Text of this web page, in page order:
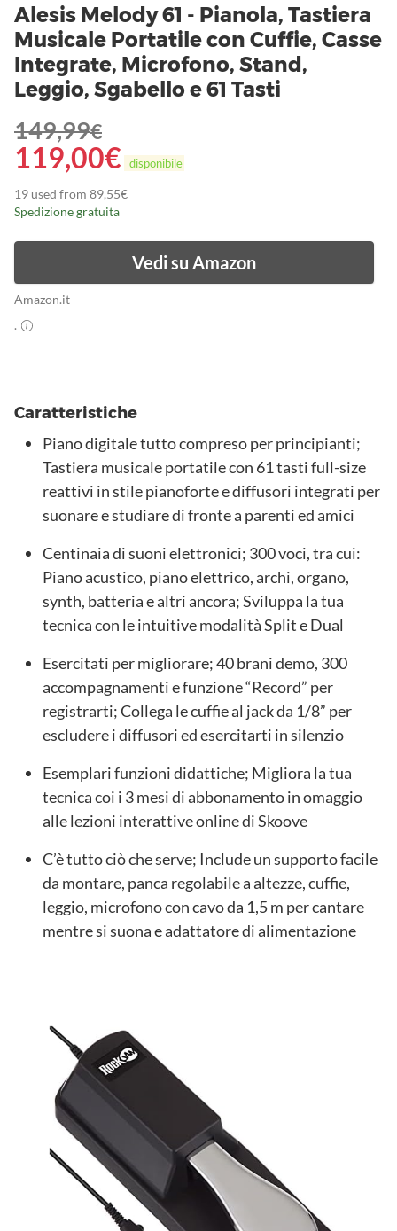
Alesis Melody 61 - Pianola, Tastiera
Musicale Portatile con Cuffie, Casse
Integrate, Microfono, Stand,
Leggio, Sgabello e 61 Tasti
149,99€
119,00€ disponibile
19 used from 89,55€
Spedizione gratuita
Vedi su Amazon
Amazon.it
.
Caratteristiche
Piano digitale tutto compreso per principianti;
Tastiera musicale portatile con 61 tasti full-size
reattivi in stile pianoforte e diffusori integrati per
suonare e studiare di fronte a parenti ed amici
Centinaia di suoni elettronici; 300 voci, tra cui:
Piano acustico, piano elettrico, archi, organo,
synth, batteria e altri ancora; Sviluppa la tua
tecnica con le intuitive modalità Split e Dual
Esercitati per migliorare; 40 brani demo, 300
accompagnamenti e funzione “Record” per
registrarti; Collega le cuffie al jack da 1/8” per
escludere i diffusori ed esercitarti in silenzio
Esemplari funzioni didattiche; Migliora la tua
tecnica coi i 3 mesi di abbonamento in omaggio
alle lezioni interattive online di Skoove
C’è tutto ciò che serve; Include un supporto facile
da montare, panca regolabile a altezze, cuffie,
leggio, microfono con cavo da 1,5 m per cantare
mentre si suona e adattatore di alimentazione